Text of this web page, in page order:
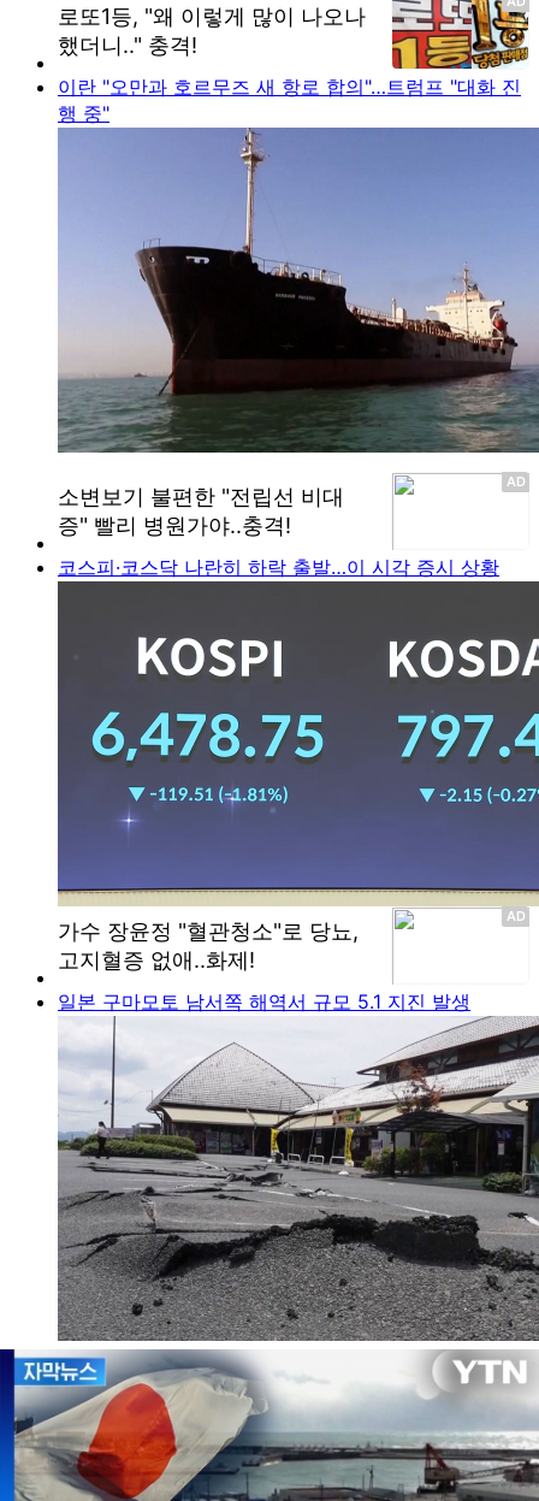
이란 "오만과 호르무즈 새 항로 합의"…트럼프 "대화 진
행 중"
코스피·코스닥 나란히 하락 출발…이 시각 증시 상황
일본 구마모토 남서쪽 해역서 규모 5.1 지진 발생
실시간 정보
AD